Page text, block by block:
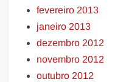
fevereiro 2013
janeiro 2013
dezembro 2012
novembro 2012
outubro 2012